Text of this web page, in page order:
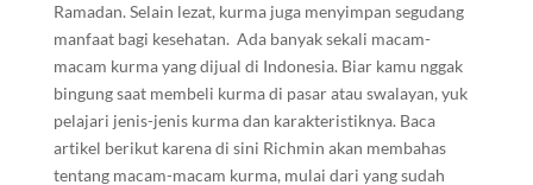
Ramadan. Selain lezat, kurma juga menyimpan segudang
manfaat bagi kesehatan. Ada banyak sekali macam-
macam kurma yang dijual di Indonesia. Biar kamu nggak
bingung saat membeli kurma di pasar atau swalayan, yuk
pelajari jenis-jenis kurma dan karakteristiknya. Baca
artikel berikut karena di sini Richmin akan membahas
tentang macam-macam kurma, mulai dari yang sudah